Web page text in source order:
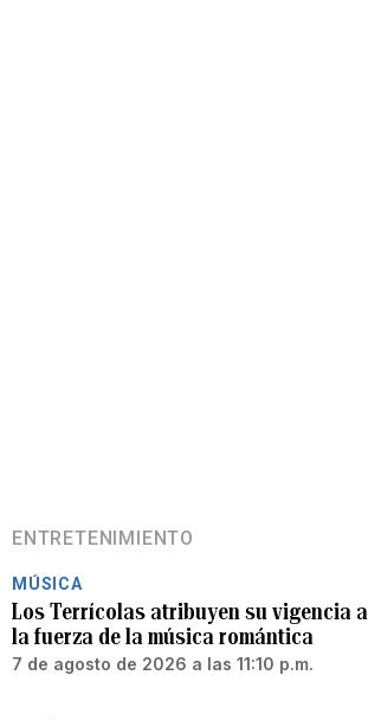
ENTRETENIMIENTO
MÚSICA
Los Terrícolas atribuyen su vigencia a
la fuerza de la música romántica
7 de agosto de 2026 a las 11:10 p.m.